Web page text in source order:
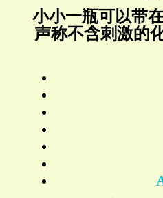
小小一瓶可以带
声称不含刺激的